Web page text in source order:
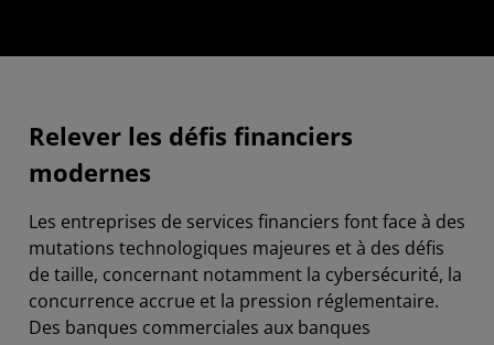
Relever les défis financiers
modernes
Les entreprises de services financiers font face à des
mutations technologiques majeures et à des défis
de taille, concernant notamment la cybersécurité, la
concurrence accrue et la pression réglementaire.
Des banques commerciales aux banques